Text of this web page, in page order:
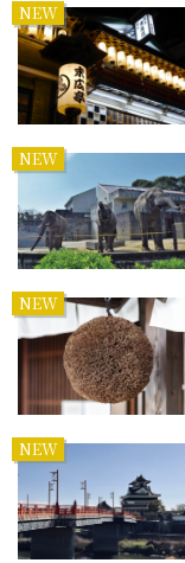
NEW
NEW
NEW
NEW